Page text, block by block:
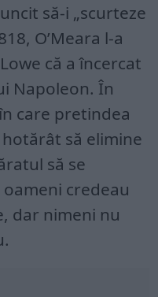
să-i „scurteze
O’Meara l-a
că a încercat
Napoleon. În
care pretindea
să elimine
să se
credeau
dar nimeni nu